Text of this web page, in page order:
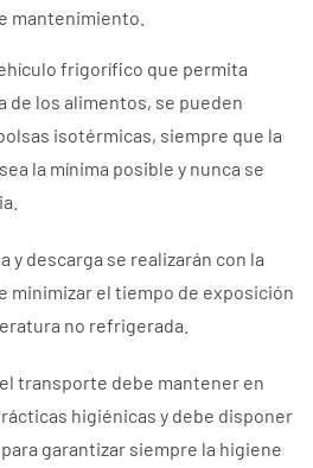
mantenimiento.
frigorífico que permita
de los alimentos, se pueden
isotérmicas, siempre que la
la mínima posible y nunca se
y descarga se realizarán con la
minimizar el tiempo de exposición
no refrigerada.
transporte debe mantener en
higiénicas y debe disponer
garantizar siempre la higiene